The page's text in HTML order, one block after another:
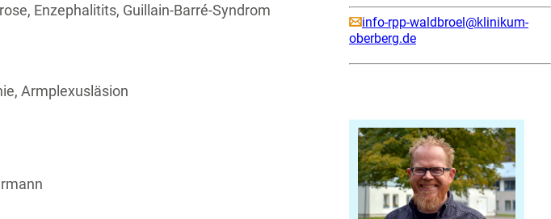
Enzephalitits, Guillain-Barré-Syndrom
Armplexusläsion
info-rpp-waldbroel@klinikum-
oberberg.de